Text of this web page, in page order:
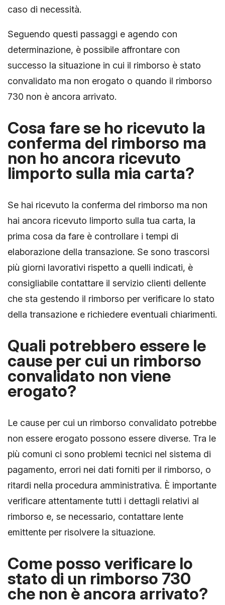
caso di necessità.
Seguendo questi passaggi e agendo con
determinazione, è possibile affrontare con
successo la situazione in cui il rimborso è stato
convalidato ma non erogato o quando il rimborso
730 non è ancora arrivato.
Cosa fare se ho ricevuto la
conferma del rimborso ma
non ho ancora ricevuto
limporto sulla mia carta?
Se hai ricevuto la conferma del rimborso ma non
hai ancora ricevuto limporto sulla tua carta, la
prima cosa da fare è controllare i tempi di
elaborazione della transazione. Se sono trascorsi
più giorni lavorativi rispetto a quelli indicati, è
consigliabile contattare il servizio clienti dellente
che sta gestendo il rimborso per verificare lo stato
della transazione e richiedere eventuali chiarimenti.
Quali potrebbero essere le
cause per cui un rimborso
convalidato non viene
erogato?
Le cause per cui un rimborso convalidato potrebbe
non essere erogato possono essere diverse. Tra le
più comuni ci sono problemi tecnici nel sistema di
pagamento, errori nei dati forniti per il rimborso, o
ritardi nella procedura amministrativa. È importante
verificare attentamente tutti i dettagli relativi al
rimborso e, se necessario, contattare lente
emittente per risolvere la situazione.
Come posso verificare lo
stato di un rimborso 730
che non è ancora arrivato?